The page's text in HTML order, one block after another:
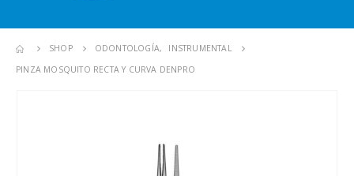
SHOP ODONTOLOGÍA,
INSTRUMENTAL
PINZA MOSQUITO RECTA Y CURVA DENPRO